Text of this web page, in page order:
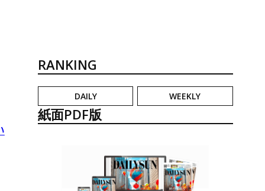
RANKING
DAILY WEEKLY
紙面PDF版